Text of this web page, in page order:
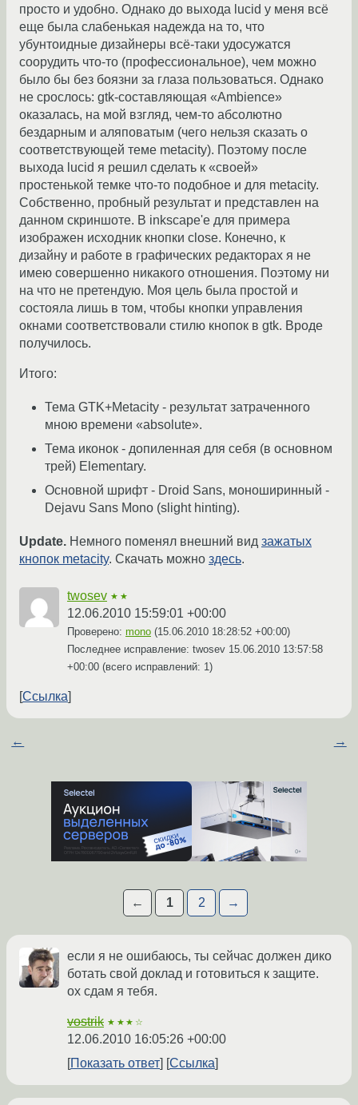
просто и удобно. Однако до выхода lucid у меня всё
еще была слабенькая надежда на то, что
убунтоидные дизайнеры всё-таки удосужатся
соорудить что-то (профессиональное), чем можно
было бы без боязни за глаза пользоваться. Однако
не срослось: gtk-составляющая «Ambience»
оказалась, на мой взгляд, чем-то абсолютно
бездарным и аляповатым (чего нельзя сказать о
соответствующей теме metacity). Поэтому после
выхода lucid я решил сделать к «своей»
простенькой темке что-то подобное и для metacity.
Собственно, пробный результат и представлен на
данном скриншоте. В inkscape'е для примера
изображен исходник кнопки close. Конечно, к
дизайну и работе в графических редакторах я не
имею совершенно никакого отношения. Поэтому ни
на что не претендую. Моя цель была простой и
состояла лишь в том, чтобы кнопки управления
окнами соответствовали стилю кнопок в gtk. Вроде
получилось.
Итого:
Тема GTK+Metacity - результат затраченного
мною времени «absolute».
Тема иконок - допиленная для себя (в основном
трей) Elementary.
Основной шрифт - Droid Sans, моноширинный -
Dejavu Sans Mono (slight hinting).
Update. Немного поменял внешний вид зажатых
кнопок metacity. Скачать можно здесь.
twosev ★★
12.06.2010 15:59:01 +00:00
Проверено: mono (15.06.2010 18:28:52 +00:00)
Последнее исправление: twosev 15.06.2010 13:57:58
+00:00 (всего исправлений: 1)
Ссылка
← →
← 1 2 →
если я не ошибаюсь, ты сейчас должен дико
ботать свой доклад и готовиться к защите.
ох сдам я тебя.
vostrik ★★★☆
12.06.2010 16:05:26 +00:00
Показать ответ
Ссылка